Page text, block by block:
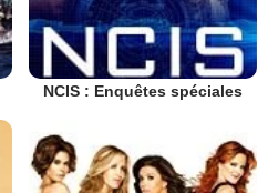
NCIS : Enquêtes spéciales